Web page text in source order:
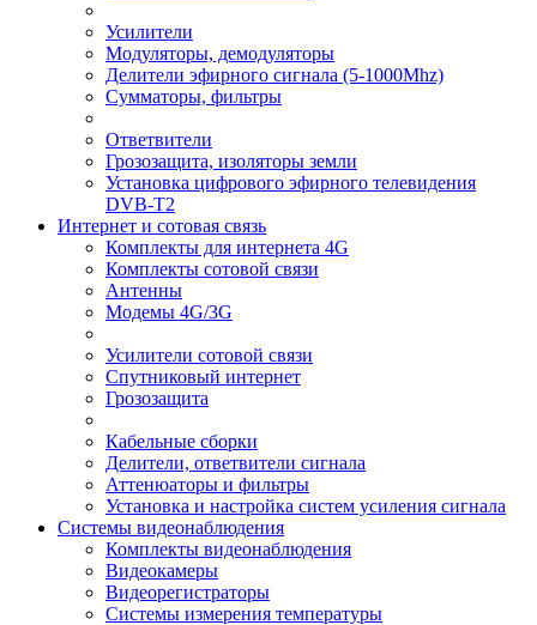
Усилители
Модуляторы, демодуляторы
Делители эфирного сигнала (5-1000Mhz)
Сумматоры, фильтры
Ответвители
Грозозащита, изоляторы земли
Установка цифрового эфирного телевидения
DVB-T2
Интернет и сотовая связь
Комплекты для интернета 4G
Комплекты сотовой связи
Антенны
Модемы 4G/3G
Усилители сотовой связи
Спутниковый интернет
Грозозащита
Кабельные сборки
Делители, ответвители сигнала
Аттенюаторы и фильтры
Установка и настройка систем усиления сигнала
Системы видеонаблюдения
Комплекты видеонаблюдения
Видеокамеры
Видеорегистраторы
Системы измерения температуры